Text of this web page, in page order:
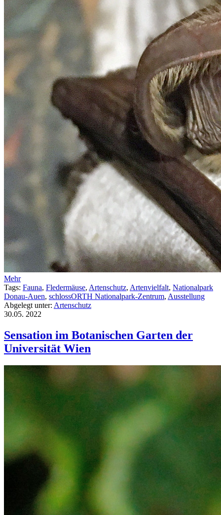
Mehr
Tags: Fauna, Fledermäuse, Artenschutz, Artenvielfalt, Nationalpark
Donau-Auen, schlossORTH Nationalpark-Zentrum, Ausstellung
Abgelegt unter: Artenschutz
30.05. 2022
Sensation im Botanischen Garten der
Universität Wien